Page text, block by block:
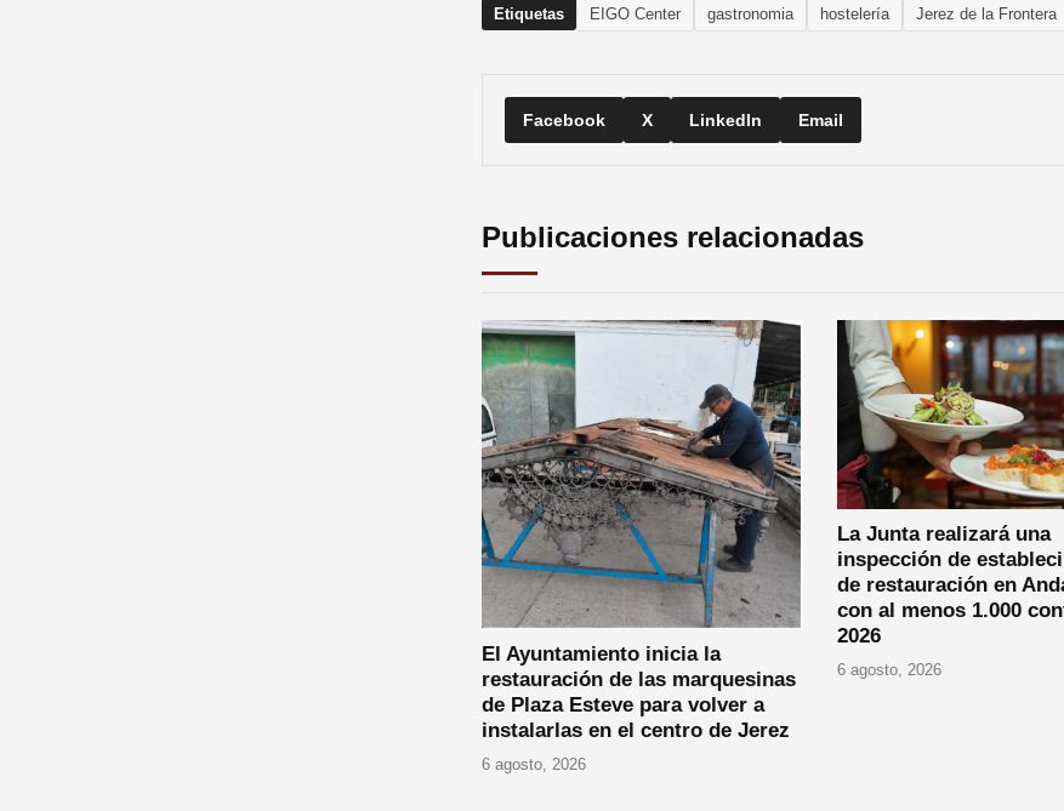
Etiquetas EIGO Center gastronomia hostelería Jerez de la Frontera
Facebook X LinkedIn Email
Publicaciones relacionadas
El Ayuntamiento inicia la
restauración de las marquesinas
de Plaza Esteve para volver a
instalarlas en el centro de Jerez
6 agosto, 2026
La Junta realizará una
inspección de
de restauración en
con al menos 1.000
2026
6 agosto, 2026